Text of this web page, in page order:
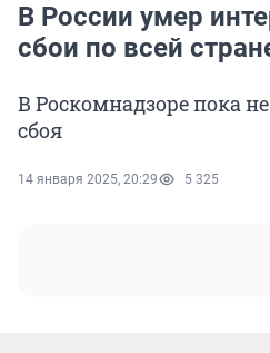
В России умер
сбои по всей
В Роскомнадзоре пока
сбоя
14 января 2025, 20:29 5 325